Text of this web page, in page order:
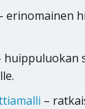
erinomainen
huippuluokan
–